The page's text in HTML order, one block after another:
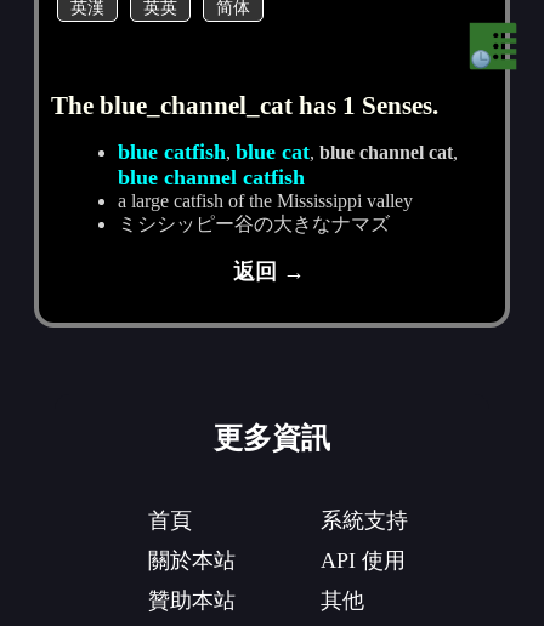
英漢 英英 简体
The blue_channel_cat has 1 Senses.
blue catfish,blue cat,blue channel cat,
blue channel catfish
a large catfish of the Mississippi valley
ミシシッピー谷の大きなナマズ
返回 →
更多資訊
首頁
關於本站
贊助本站
系統支持
API 使用
其他